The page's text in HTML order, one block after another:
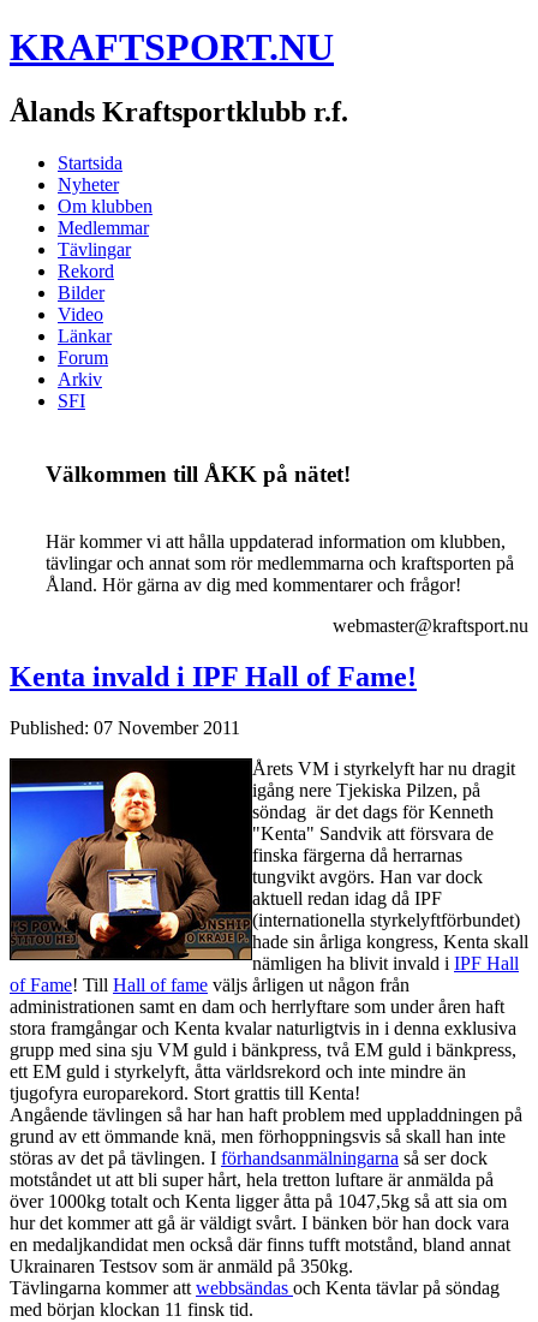
KRAFTSPORT.NU
Ålands Kraftsportklubb r.f.
Startsida
Nyheter
Om klubben
Medlemmar
Tävlingar
Rekord
Bilder
Video
Länkar
Forum
Arkiv
SFI
Välkommen till ÅKK på nätet!
Här kommer vi att hålla uppdaterad information om klubben,
tävlingar och annat som rör medlemmarna och kraftsporten på
Åland. Hör gärna av dig med kommentarer och frågor!
webmaster@kraftsport.nu
Kenta invald i IPF Hall of Fame!
Published: 07 November 2011
Årets VM i styrkelyft har nu dragit
igång nere Tjekiska Pilzen, på
söndag är det dags för Kenneth
"Kenta" Sandvik att försvara de
finska färgerna då herrarnas
tungvikt avgörs. Han var dock
aktuell redan idag då IPF
(internationella styrkelyftförbundet)
hade sin årliga kongress, Kenta skall
nämligen ha blivit invald i IPF Hall
of Fame! Till Hall of fame väljs årligen ut någon från
administrationen samt en dam och herrlyftare som under åren haft
stora framgångar och Kenta kvalar naturligtvis in i denna exklusiva
grupp med sina sju VM guld i bänkpress, två EM guld i bänkpress,
ett EM guld i styrkelyft, åtta världsrekord och inte mindre än
tjugofyra europarekord. Stort grattis till Kenta!
Angående tävlingen så har han haft problem med uppladdningen på
grund av ett ömmande knä, men förhoppningsvis så skall han inte
störas av det på tävlingen. I förhandsanmälningarna så ser dock
motståndet ut att bli super hårt, hela tretton luftare är anmälda på
över 1000kg totalt och Kenta ligger åtta på 1047,5kg så att sia om
hur det kommer att gå är väldigt svårt. I bänken bör han dock vara
en medaljkandidat men också där finns tufft motstånd, bland annat
Ukrainaren Testsov som är anmäld på 350kg.
Tävlingarna kommer att webbsändas och Kenta tävlar på söndag
med början klockan 11 finsk tid.